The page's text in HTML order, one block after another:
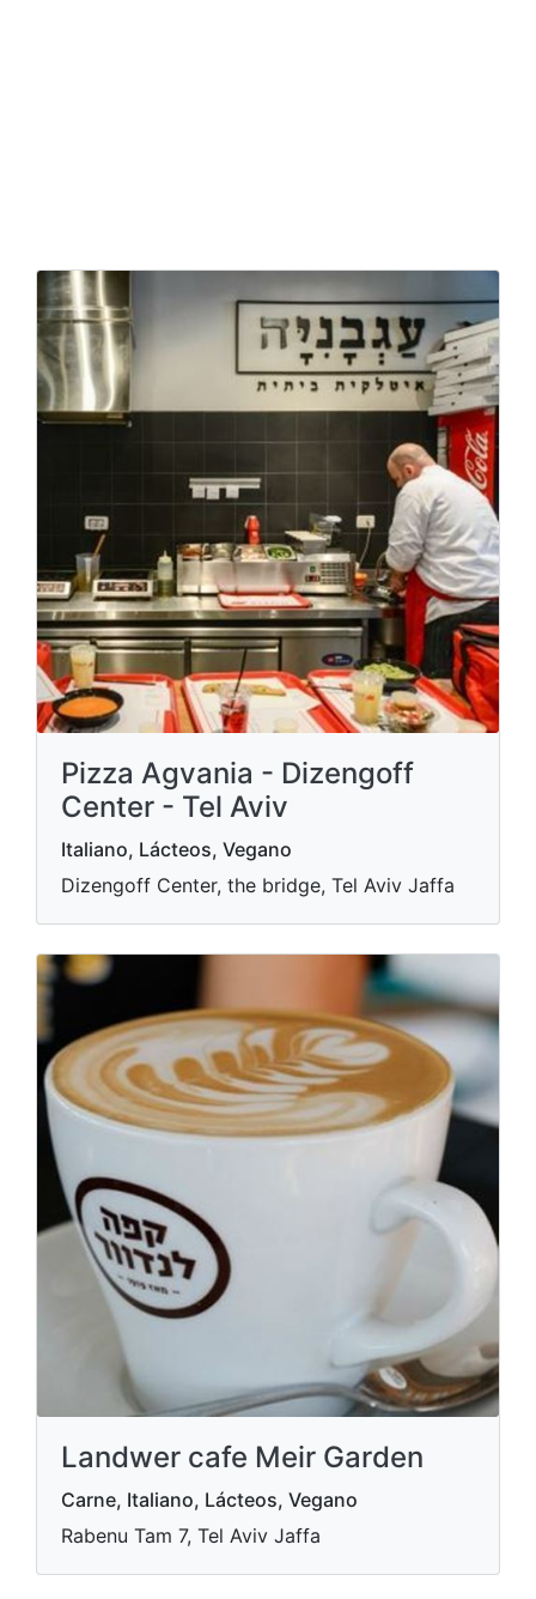
Pizza Agvania - Dizengoff
Center - Tel Aviv
Italiano, Lácteos, Vegano
Dizengoff Center, the bridge, Tel Aviv Jaffa
Landwer cafe Meir Garden
Carne, Italiano, Lácteos, Vegano
Rabenu Tam 7, Tel Aviv Jaffa